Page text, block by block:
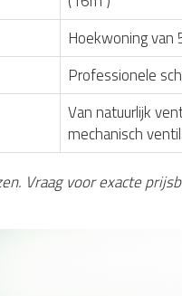
Hoekwoning van
Professionele
Van natuurlijk
mechanisch
Vraag voor exacte